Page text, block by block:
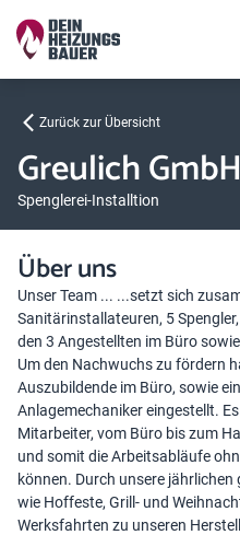
Zurück zur Übersicht
Greulich GmbH
Spenglerei-Installtion
Über uns
Unser Team ... ...setzt sich
Sanitärinstallateuren, 5
den 3 Angestellten im Büro
Um den Nachwuchs zu fördern
Auszubildende im Büro, sowie
Anlagemechaniker eingestellt.
Mitarbeiter, vom Büro bis zum
und somit die Arbeitsabläufe
können. Durch unsere
wie Hoffeste, Grill- und
Werksfahrten zu unseren